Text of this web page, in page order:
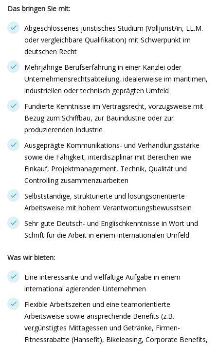
Das bringen Sie mit:
Abgeschlossenes juristisches Studium (Volljurist/in, LL.M.
oder vergleichbare Qualifikation) mit Schwerpunkt im
deutschen Recht
Mehrjährige Berufserfahrung in einer Kanzlei oder
Unternehmensrechtsabteilung, idealerweise im maritimen,
industriellen oder technisch geprägten Umfeld
Fundierte Kenntnisse im Vertragsrecht, vorzugsweise mit
Bezug zum Schiffbau, zur Bauindustrie oder zur
produzierenden Industrie
Ausgeprägte Kommunikations- und Verhandlungsstärke
sowie die Fähigkeit, interdisziplinär mit Bereichen wie
Einkauf, Projektmanagement, Technik, Qualität und
Controlling zusammenzuarbeiten
Selbstständige, strukturierte und lösungsorientierte
Arbeitsweise mit hohem Verantwortungsbewusstsein
Sehr gute Deutsch- und Englischkenntnisse in Wort und
Schrift für die Arbeit in einem internationalen Umfeld
Was wir bieten:
Eine interessante und vielfältige Aufgabe in einem
international agierenden Unternehmen
Flexible Arbeitszeiten und eine teamorientierte
Arbeitsweise sowie ansprechende Benefits (z.B.
vergünstigtes Mittagessen und Getränke, Firmen-
Fitnessrabatte (Hansefit), Bikeleasing, Corporate Benefits,